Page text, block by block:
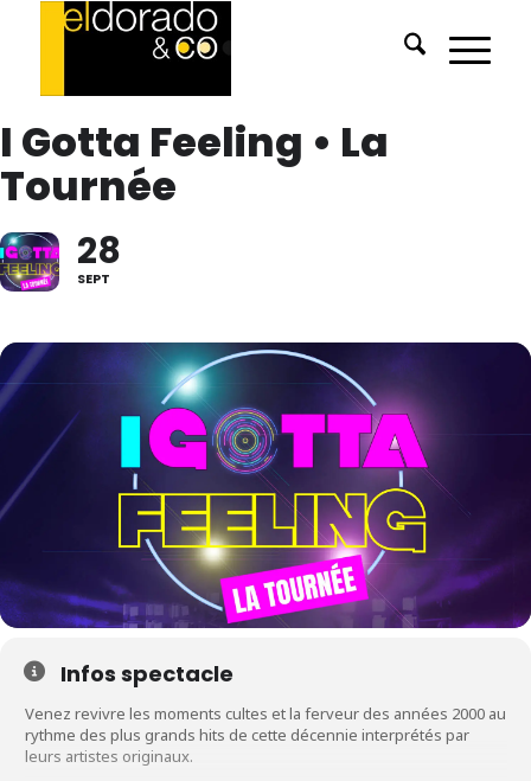
I Gotta Feeling • La
Tournée
28
SEPT
Infos spectacle
Venez revivre les moments cultes et la ferveur des années 2000 au
rythme des plus grands hits de cette décennie interprétés par
leurs artistes originaux.